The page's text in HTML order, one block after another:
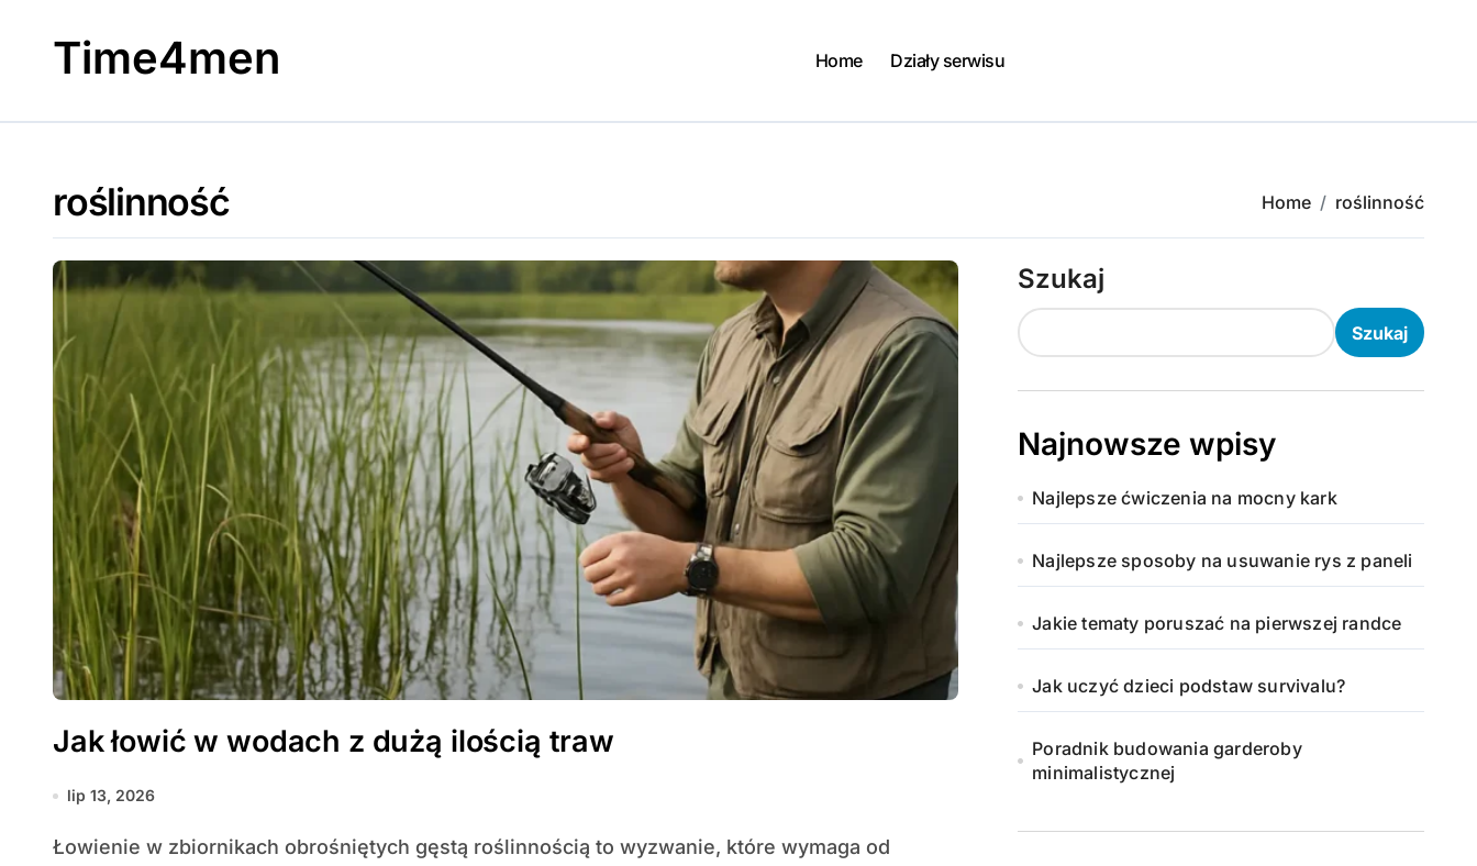
Time4men Home Działy serwisu
roślinność Home roślinność
Jak łowić w wodach z dużą ilością traw
lip 13, 2026
Łowienie w zbiornikach obrośniętych gęstą roślinnością to wyzwanie, które wymaga od
Szukaj
Szukaj
Najnowsze wpisy
Najlepsze ćwiczenia na mocny kark
Najlepsze sposoby na usuwanie rys z paneli
Jakie tematy poruszać na pierwszej randce
Jak uczyć dzieci podstaw survivalu?
Poradnik budowania garderoby
minimalistycznej